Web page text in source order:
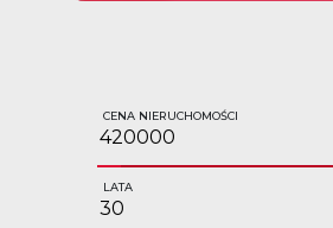
CENA NIERUCHOMOŚCI
LATA